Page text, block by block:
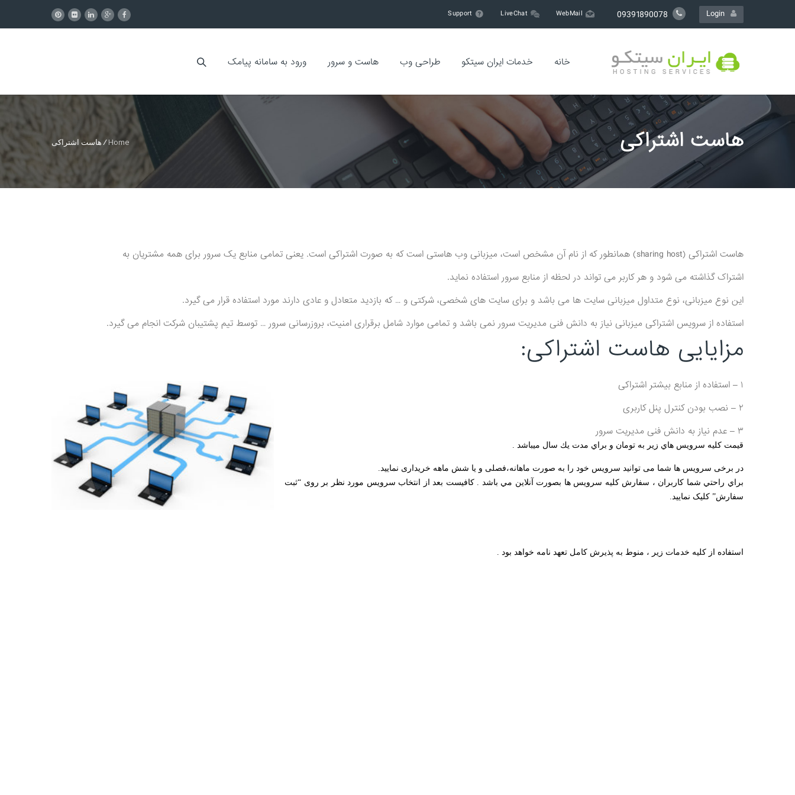
WebMail
LiveChat
Support
خانه خدمات ایران سیتکو طراحی وب هاست و سرور ورود به سامانه پیامک
هاست اشتراکی Home
/ هاست اشتراکی
هاست اشتراکی (sharing host) همانطور که از نام آن مشخص است، میزبانی وب هاستی است که به صورت اشتراکی است. یعنی تمامی منابع یک سرور برای همه مشتریان به
اشتراک گذاشته می شود و هر کاربر می تواند در لحظه از منابع سرور استفاده نماید.
این نوع میزبانی، نوع متداول میزبانی سایت ها می باشد و برای سایت های شخصی، شرکتی و … که بازدید متعادل و عادی دارند مورد استفاده قرار می گیرد.
استفاده از سرویس اشتراکی میزبانی نیاز به دانش فنی مدیریت سرور نمی باشد و تمامی موارد شامل برقراری امنیت، بروزرسانی سرور … توسط تیم پشتیبان شرکت انجام می گیرد.
مزایایی هاست اشتراکی:
۱ – استفاده از منابع بیشتر اشتراکی
۲ – نصب بودن کنترل پنل کاربری
۳ – عدم نیاز به دانش فنی مدیریت سرور
قيمت كليه سرويس هاي زير به تومان و براي مدت يك سال ميباشد .
در برخی سرویس ها شما می توانید سرویس خود را به صورت ماهانه،فصلی و یا شش ماهه خریداری نمایید.
براي راحتي شما كاربران ، سفارش كليه سرويس ها بصورت آنلاين مي باشد . كافيست بعد از انتخاب سرويس مورد نظر بر روی “ثبت
سفارش” کلیک نمایید.
استفاده از كليه خدمات زير ، منوط به پذيرش كامل تعهد نامه خواهد بود .